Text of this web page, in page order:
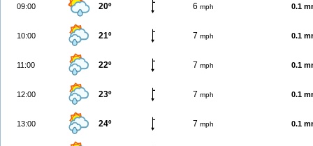
09:00 20º 6 mph 0.1
10:00 21º 7 mph 0.1
11:00 22º 7 mph 0.1
12:00 23º 7 mph 0.1
13:00 24º 7 mph 0.1